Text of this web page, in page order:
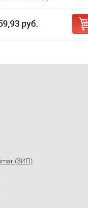
руб.
(ЗИП)